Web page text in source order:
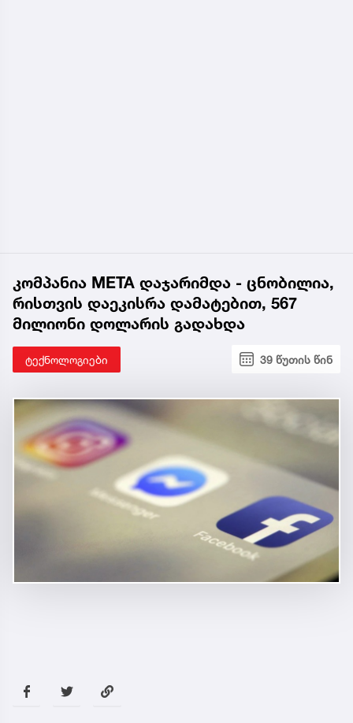
კომპანია META დაჯარიმდა - ცნობილია,
რისთვის დაეკისრა დამატებით, 567
მილიონი დოლარის გადახდა
ტექნოლოგიები 39 წუთის წინ